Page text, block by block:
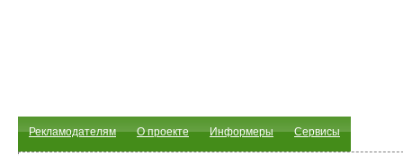
Рекламодателям О проекте Информеры Сервисы